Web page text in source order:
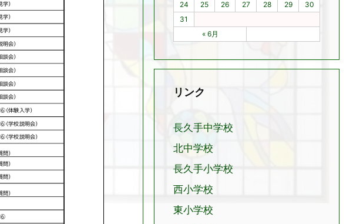
24
25 26 27 28 29
30
31
« 6月
リンク
長久手中学校
北中学校
長久手小学校
西小学校
東小学校